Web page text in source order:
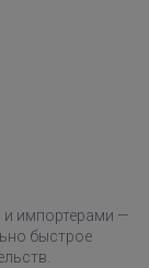
импортерами —
быстрое